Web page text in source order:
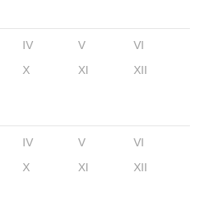
IV V
VI
X XI XII
IV V
VI
X XI XII